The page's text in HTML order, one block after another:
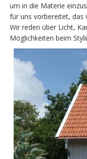
um in die Materie
für uns vorbereitet, das
Wir reden über Licht,
Möglichkeiten beim